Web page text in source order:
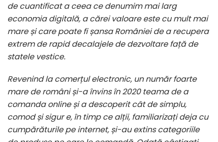
de cuantificat a ceea ce denumim mai larg
economia digitală, a cărei valoare este cu mult mai
mare și care poate fi șansa României de a recupera
extrem de rapid decalajele de dezvoltare față de
statele vestice.
Revenind la comerțul electronic, un număr foarte
mare de români și-a învins în 2020 teama de a
comanda online și a descoperit cât de simplu,
comod și sigur e, în timp ce alții, familiarizați deja cu
cumpărăturile pe internet, și-au extins categoriile